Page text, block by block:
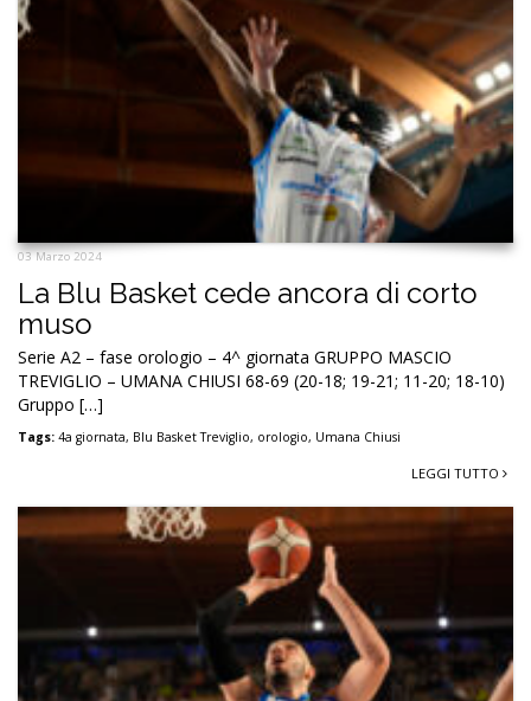
03 Marzo 2024
La Blu Basket cede ancora di corto
muso
Serie A2 – fase orologio – 4^ giornata GRUPPO MASCIO
TREVIGLIO – UMANA CHIUSI 68-69 (20-18; 19-21; 11-20; 18-10)
Gruppo […]
Tags: 4a giornata, Blu Basket Treviglio, orologio, Umana Chiusi
LEGGI TUTTO